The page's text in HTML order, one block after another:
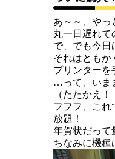
あ～～、やっ
丸一日遅れて
で、でも今日
それはとも
プリンターを
…って、いま
（たたかえ
フフフ、これ
放題！
年賀状だって
ちなみに機種